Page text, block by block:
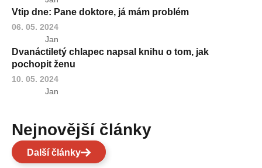
Vtip dne: Pane doktore, já mám problém
06. 05. 2024
Jan
Dvanáctiletý chlapec napsal knihu o tom, jak
pochopit ženu
10. 05. 2024
Jan
Nejnovější články
Další články